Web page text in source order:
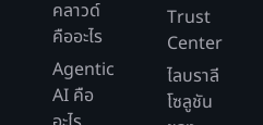
คลาวด์
คืออะไร
Agentic
AI คือ
Trust
Center
ไลบราลี
โซลูชัน